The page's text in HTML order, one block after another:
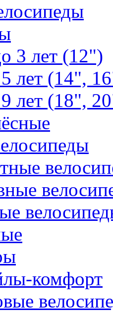
3 лет (12")
лет (14",
лет (18",
комфорт